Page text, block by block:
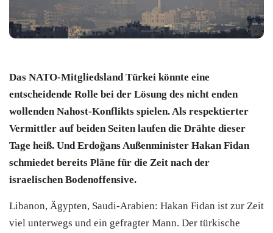
Das NATO-Mitgliedsland Türkei könnte eine
entscheidende Rolle bei der Lösung des nicht enden
wollenden Nahost-Konflikts spielen. Als respektierter
Vermittler auf beiden Seiten laufen die Drähte dieser
Tage heiß. Und Erdoğans Außenminister Hakan Fidan
schmiedet bereits Pläne für die Zeit nach der
israelischen Bodenoffensive.
Libanon, Ägypten, Saudi-Arabien: Hakan Fidan ist zur Zeit
viel unterwegs und ein gefragter Mann. Der türkische